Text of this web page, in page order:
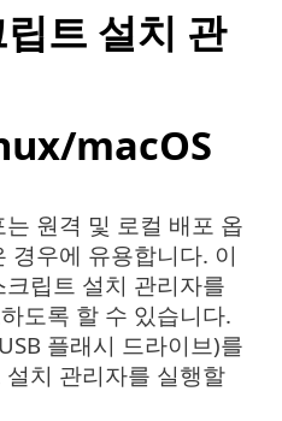
트 설치 관
macOS
원격 및 로컬 배포 옵
경우에 유용합니다. 이
립트 설치 관리자를
도록 할 수 있습니다.
플래시 드라이브)를
치 관리자를 실행할